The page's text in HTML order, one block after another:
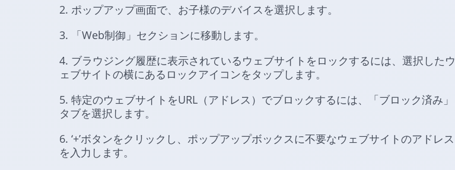
2. ポップアップ画面で、お子様のデバイスを選択します。
3. 「Web制御」セクションに移動します。
4. ブラウジング履歴に表示されているウェブサイトをロックするには、選択したウ
ェブサイトの横にあるロックアイコンをタップします。
5. 特定のウェブサイトをURL（アドレス）でブロックするには、「ブロック済み」
タブを選択します。
6. ‘+’ボタンをクリックし、ポップアップボックスに不要なウェブサイトのアドレス
を入力します。